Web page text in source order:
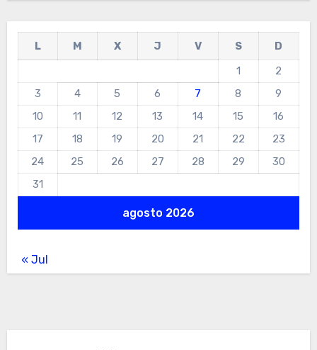
agosto 2026
L M X J V S
D
1
2
3
4 5 6 7 8
9
10
11 12 13 14 15
16
17
18 19 20 21 22
23
24
25 26 27 28 29
30
31
« Jul